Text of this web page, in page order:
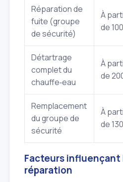
Réparation de
fuite (groupe
de sécurité)
À
de
Détartrage
complet du
chauffe‑eau
À
de
Remplacement
du groupe de
sécurité
À
de
Facteurs influençant
réparation